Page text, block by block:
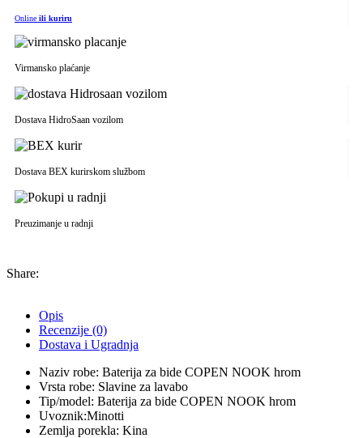
Online ili kuriru
Virmansko plaćanje
Dostava HidroSaan vozilom
Dostava BEX kurirskom službom
Preuzimanje u radnji
Share:
Opis
Recenzije (0)
Dostava i Ugradnja
Naziv robe: Baterija za bide COPEN NOOK hrom
Vrsta robe: Slavine za lavabo
Tip/model: Baterija za bide COPEN NOOK hrom
Uvoznik:Minotti
Zemlja porekla: Kina